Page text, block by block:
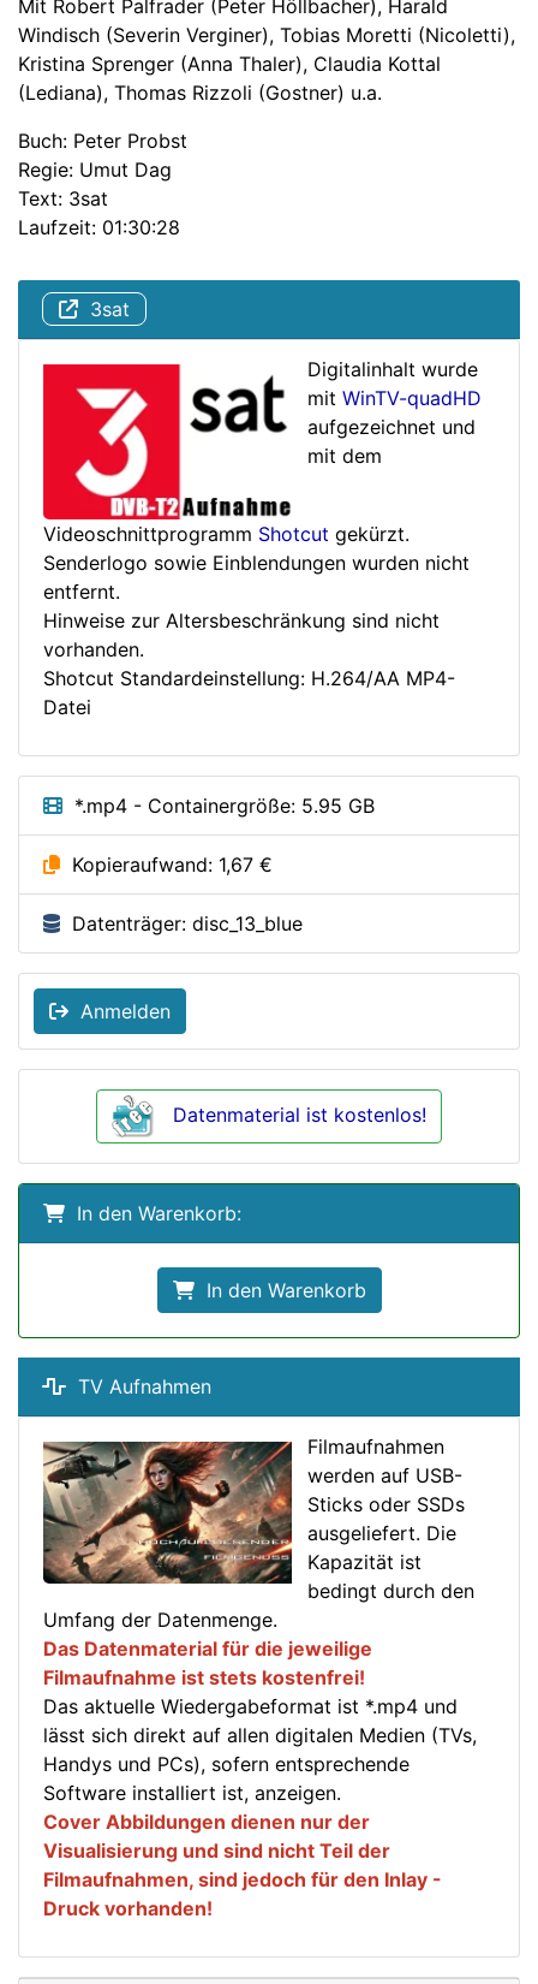
Mit Robert Palfrader (Peter Höllbacher), Harald
Windisch (Severin Verginer), Tobias Moretti (Nicoletti),
Kristina Sprenger (Anna Thaler), Claudia Kottal
(Lediana), Thomas Rizzoli (Gostner) u.a.
Buch: Peter Probst
Regie: Umut Dag
Text: 3sat
Laufzeit: 01:30:28
3sat
Digitalinhalt wurde
mit WinTV-quadHD
aufgezeichnet und
mit dem
Videoschnittprogramm Shotcut gekürzt.
Senderlogo sowie Einblendungen wurden nicht
entfernt.
Hinweise zur Altersbeschränkung sind nicht
vorhanden.
Shotcut Standardeinstellung: H.264/AA MP4-
Datei
*.mp4 - Containergröße: 5.95 GB
Kopieraufwand: 1,67 €
Datenträger: disc_13_blue
Anmelden
Datenmaterial ist kostenlos!
In den Warenkorb:
In den Warenkorb
TV Aufnahmen
Filmaufnahmen
werden auf USB-
Sticks oder SSDs
ausgeliefert. Die
Kapazität ist
bedingt durch den
Umfang der Datenmenge.
Das Datenmaterial für die jeweilige
Filmaufnahme ist stets kostenfrei!
Das aktuelle Wiedergabeformat ist *.mp4 und
lässt sich direkt auf allen digitalen Medien (TVs,
Handys und PCs), sofern entsprechende
Software installiert ist, anzeigen.
Cover Abbildungen dienen nur der
Visualisierung und sind nicht Teil der
Filmaufnahmen, sind jedoch für den Inlay -
Druck vorhanden!